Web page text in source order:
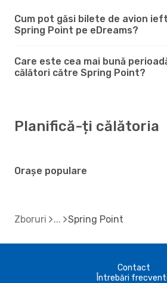
Cum pot găsi bilete de avion
Spring Point pe eDreams?
Care este cea mai bună
călători către Spring Point?
Planifică-ți călătoria
Orașe populare
Zboruri Spring Point
Contact
Întrebări